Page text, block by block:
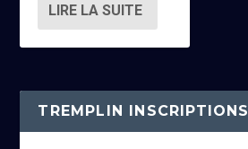
LIRE LA SUITE
TREMPLIN INSCRIPTIONS